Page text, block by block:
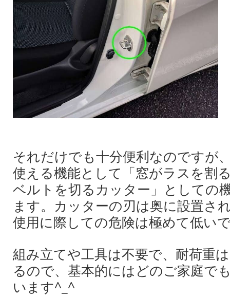
それだけでも十分便利なのですが
使える機能として「窓がラスを割
ベルトを切るカッター」としての
ます。カッターの刃は奥に設置さ
使用に際しての危険は極めて低い
組み立てや工具は不要で、耐荷重
るので、基本的にはどのご家庭で
います^_^